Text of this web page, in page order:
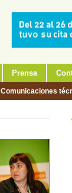
Prensa
Comunicaciones